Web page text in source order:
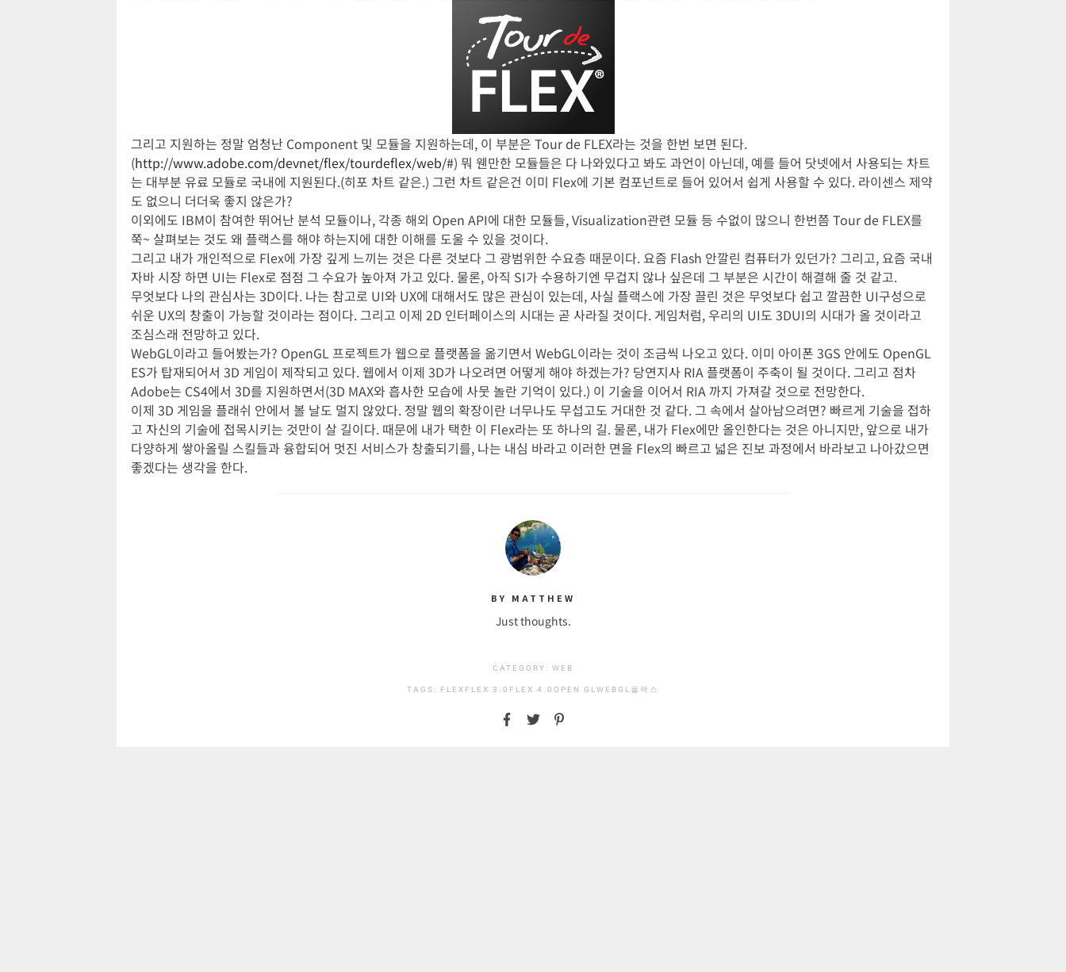
그리고 지원하는 정말 엄청난 Component 및 모듈을 지원하는데, 이 부분은 Tour de FLEX라는 것을 한번 보면 된다.
(http://www.adobe.com/devnet/flex/tourdeflex/web/#) 뭐 웬만한 모듈들은 다 나와있다고 봐도 과언이 아닌데, 예를 들어 닷넷에서 사용되는 차트
는 대부분 유료 모듈로 국내에 지원된다.(히포 차트 같은.) 그런 차트 같은건 이미 Flex에 기본 컴포넌트로 들어 있어서 쉽게 사용할 수 있다. 라이센스 제약
도 없으니 더더욱 좋지 않은가?
이외에도 IBM이 참여한 뛰어난 분석 모듈이나, 각종 해외 Open API에 대한 모듈들, Visualization관련 모듈 등 수없이 많으니 한번쯤 Tour de FLEX를
쭉~ 살펴보는 것도 왜 플랙스를 해야 하는지에 대한 이해를 도울 수 있을 것이다.
그리고 내가 개인적으로 Flex에 가장 깊게 느끼는 것은 다른 것보다 그 광범위한 수요층 때문이다. 요즘 Flash 안깔린 컴퓨터가 있던가? 그리고, 요즘 국내
자바 시장 하면 UI는 Flex로 점점 그 수요가 높아져 가고 있다. 물론, 아직 SI가 수용하기엔 무겁지 않나 싶은데 그 부분은 시간이 해결해 줄 것 같고.
무엇보다 나의 관심사는 3D이다. 나는 참고로 UI와 UX에 대해서도 많은 관심이 있는데, 사실 플랙스에 가장 끌린 것은 무엇보다 쉽고 깔끔한 UI구성으로
쉬운 UX의 창출이 가능할 것이라는 점이다. 그리고 이제 2D 인터페이스의 시대는 곧 사라질 것이다. 게임처럼, 우리의 UI도 3DUI의 시대가 올 것이라고
조심스래 전망하고 있다.
WebGL이라고 들어봤는가? OpenGL 프로젝트가 웹으로 플랫폼을 옮기면서 WebGL이라는 것이 조금씩 나오고 있다. 이미 아이폰 3GS 안에도 OpenGL
ES가 탑재되어서 3D 게임이 제작되고 있다. 웹에서 이제 3D가 나오려면 어떻게 해야 하겠는가? 당연지사 RIA 플랫폼이 주축이 될 것이다. 그리고 점차
Adobe는 CS4에서 3D를 지원하면서(3D MAX와 흡사한 모습에 사뭇 놀란 기억이 있다.) 이 기술을 이어서 RIA 까지 가져갈 것으로 전망한다.
이제 3D 게임을 플래쉬 안에서 볼 날도 멀지 않았다. 정말 웹의 확장이란 너무나도 무섭고도 거대한 것 같다. 그 속에서 살아남으려면? 빠르게 기술을 접하
고 자신의 기술에 접목시키는 것만이 살 길이다. 때문에 내가 택한 이 Flex라는 또 하나의 길. 물론, 내가 Flex에만 올인한다는 것은 아니지만, 앞으로 내가
다양하게 쌓아올릴 스킬들과 융합되어 멋진 서비스가 창출되기를, 나는 내심 바라고 이러한 면을 Flex의 빠르고 넓은 진보 과정에서 바라보고 나아갔으면
좋겠다는 생각을 한다.
BY MATTHEW
Just thoughts.
CATEGORY: WEB
TAGS: FLEX FLEX 3.0 FLEX 4.0 OPEN GL WEBGL 플랙스